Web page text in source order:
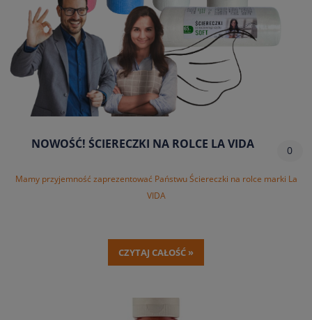
NOWOŚĆ! ŚCIERECZKI NA ROLCE LA VIDA 0
Mamy przyjemność zaprezentować Państwu Ściereczki na rolce marki La
VIDA
CZYTAJ CAŁOŚĆ »